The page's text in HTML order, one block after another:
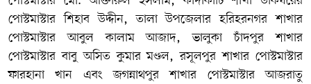
পোস্টমাস্টার শিহাব উদ্দীন, তালা উপজেলার হরিহরনগর শাখার
পোস্টমাস্টার আবুল কালাম আজাদ, ভালুকা চাঁদপুর শাখার
পোস্টমাস্টার বাবু অসিত কুমার মণ্ডল, রসূলপুর শাখার পোস্টমাস্টার
ফারহানা খান এবং জগন্নাথপুর শাখার পোস্টমাস্টার আজরাতু